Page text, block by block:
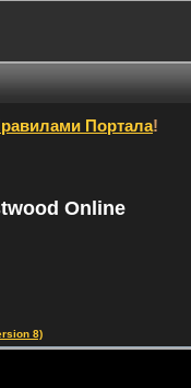
Портала!
Online
8)